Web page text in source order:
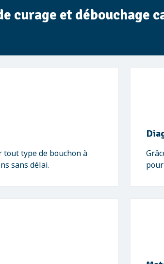
curage et débouchage
type de bouchon à
sans délai.